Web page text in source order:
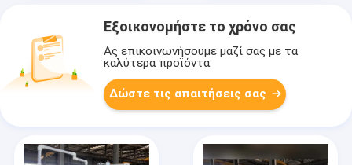
Εξοικονομήστε το χρόνο σας
Ας επικοινωνήσουμε μαζί σας με τα
καλύτερα προϊόντα.
Δώστε τις απαιτήσεις σας